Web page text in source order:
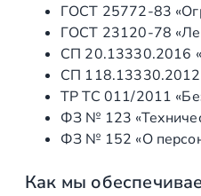
ГОСТ 25772‑83
ГОСТ 23120‑78
СП 20.13330.2016
СП 118.13330.2012
ТР ТС 011/2011
ФЗ № 123
ФЗ № 152 «О
Как мы